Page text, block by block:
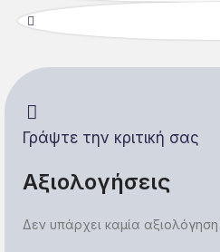
Γράψτε την κριτική σας
Αξιολογήσεις
Δεν υπάρχει καμία